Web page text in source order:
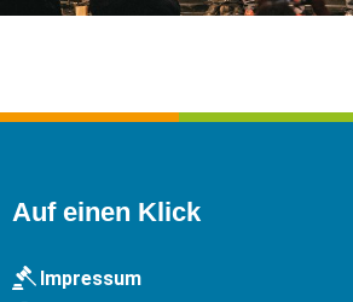
Auf einen Klick
Impressum